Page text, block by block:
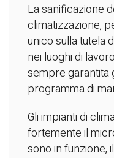
La sanificazione
climatizzazione,
unico sulla tutela
nei luoghi di
sempre garantita
programma di
Gli impianti di
fortemente il
sono in funzione,